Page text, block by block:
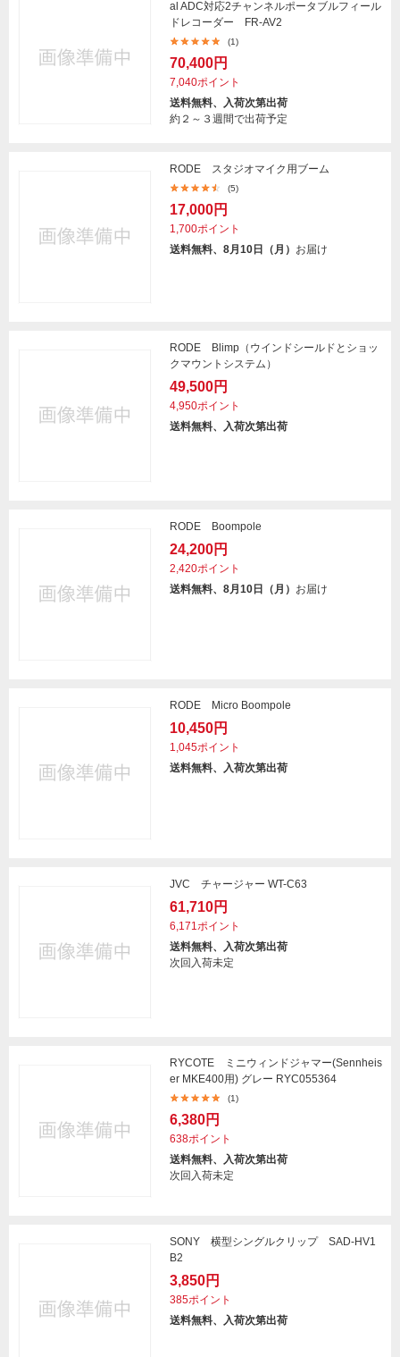
al ADC対応2チャンネルポータブルフィール
ドレコーダー FR-AV2
(1)
70,400円
7,040ポイント
送料無料、入荷次第出荷
約２～３週間で出荷予定
RODE スタジオマイク用ブーム
(5)
17,000円
1,700ポイント
送料無料、8月10日（月） お届け
RODE Blimp（ウインドシールドとショッ
クマウントシステム）
49,500円
4,950ポイント
送料無料、入荷次第出荷
RODE Boompole
24,200円
2,420ポイント
送料無料、8月10日（月） お届け
RODE Micro Boompole
10,450円
1,045ポイント
送料無料、入荷次第出荷
JVC チャージャー WT-C63
61,710円
6,171ポイント
送料無料、入荷次第出荷
次回入荷未定
RYCOTE ミニウィンドジャマー(Sennheis
er MKE400用) グレー RYC055364
(1)
6,380円
638ポイント
送料無料、入荷次第出荷
次回入荷未定
SONY 横型シングルクリップ SAD-HV1
B2
3,850円
385ポイント
送料無料、入荷次第出荷